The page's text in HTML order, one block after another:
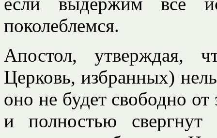
поколеблемся.
Апостол, утверждая,
Церковь, избранных)
оно не будет свободно от
и полностью свергнут